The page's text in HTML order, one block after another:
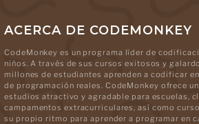
ACERCA DE CODEMONKEY
CodeMonkey es un programa líder de
niños. A través de sus cursos exitosos y
millones de estudiantes aprenden a codificar
de programación reales. CodeMonkey ofrece
estudios atractivo y agradable para escuelas,
campamentos extracurriculares, así como
su propio ritmo para aprender a programar en